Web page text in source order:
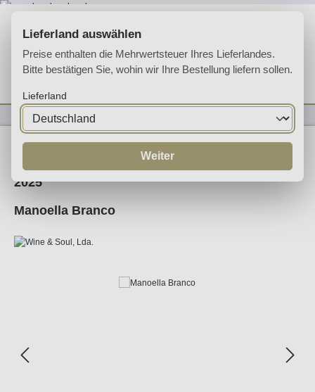
Du hast 0
Weine
2025
Manoella Branco
Lieferland auswählen
Preise enthalten die Mehrwertsteuer Ihres Lieferlandes.
Bitte bestätigen Sie, wohin wir Ihre Bestellung liefern sollen.
Lieferland
Weiter